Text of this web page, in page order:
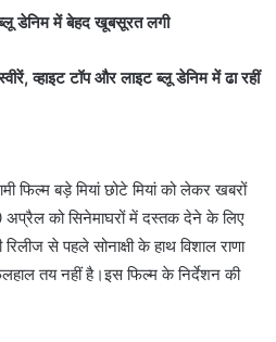
डेनिम में बेहद खूबसूरत लगी
व्हाइट टॉप और लाइट ब्लू डेनिम में ढा रहीं
फिल्म बड़े मियां छोटे मियां को लेकर खबरों
अप्रैल को सिनेमाघरों में दस्तक देने के लिए
से पहले सोनाक्षी के हाथ विशाल राणा
तय नहीं है।इस फिल्म के निर्देशन की